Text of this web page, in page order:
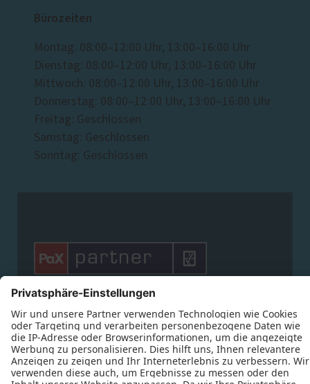
Bürozeiten
Montag: 08:00–12:00 Uhr, 13:00–16:00 Uhr
Dienstag: 08:00–12:00 Uhr, 13:00–16:00 Uhr
Mittwoch: 08:00–12:00 Uhr, 13:00–16:00 Uhr
Donnerstag: 08:00–12:00 Uhr, 13:00–16:00 Uhr
Freitag: Geschlossen
Samstag: Geschlossen
Sonntag: Geschlossen
   
   